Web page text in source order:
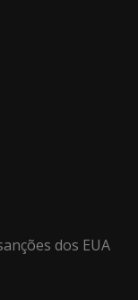
dos EUA